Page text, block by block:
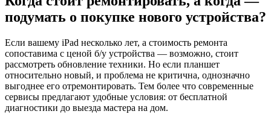
подумать о покупке нового устройства?
Если вашему iPad несколько лет, а стоимость ремонта
сопоставима с ценой б/у устройства — возможно, стоит
рассмотреть обновление техники. Но если планшет
относительно новый, и проблема не критична, однозначно
выгоднее его отремонтировать. Тем более что современные
сервисы предлагают удобные условия: от бесплатной
диагностики до выезда мастера на дом.